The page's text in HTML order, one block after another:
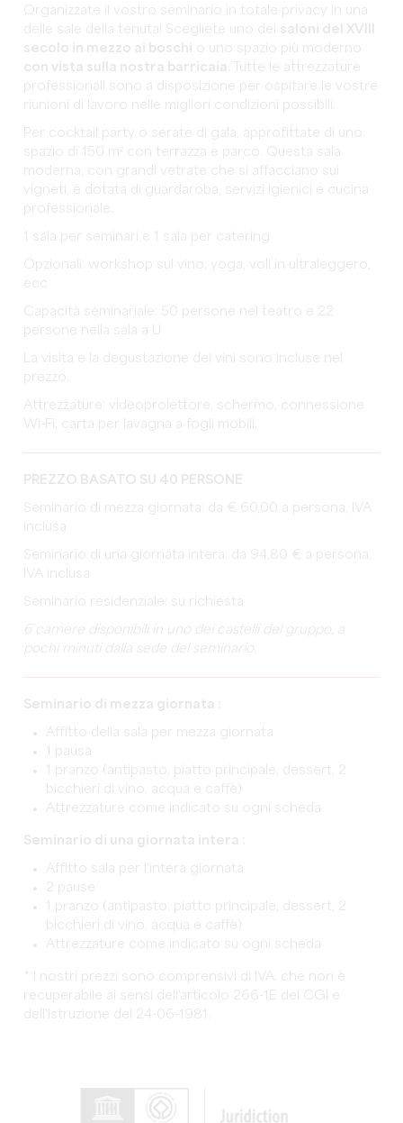
Organizzate il vostro seminario in totale privacy in una
delle sale della tenuta! Scegliete uno dei saloni del XVIII
secolo in mezzo ai boschi o uno spazio più moderno
con vista sulla nostra barricaia.
Tutte le attrezzature
professionali sono a disposizione per ospitare le vostre
riunioni di lavoro nelle migliori condizioni possibili.
Per cocktail party o serate di gala, approfittate di uno
spazio di 150 m² con terrazza e parco. Questa sala
moderna, con grandi vetrate che si affacciano sui
vigneti, è dotata di guardaroba, servizi igienici e cucina
professionale.
1 sala per seminari e 1 sala per catering
Opzionali: workshop sul vino, yoga, voli in ultraleggero,
ecc.
Capacità seminariale: 50 persone nel teatro e 22
persone nella sala a U
La visita e la degustazione dei vini sono incluse nel
prezzo.
Attrezzature: videoproiettore, schermo, connessione
Wi-Fi, carta per lavagna a fogli mobili.
PREZZO BASATO SU 40 PERSONE
Seminario di mezza giornata: da € 60,00 a persona, IVA
inclusa
Seminario di una giornata intera: da 94,80 € a persona,
IVA inclusa
Seminario residenziale: su richiesta
6 camere disponibili in uno dei castelli del gruppo, a
pochi minuti dalla sede del seminario.
Seminario di mezza giornata :
Affitto della sala per mezza giornata
1 pausa
1 pranzo (antipasto, piatto principale, dessert, 2
bicchieri di vino, acqua e caffè)
Attrezzature come indicato su ogni scheda
Seminario di una giornata intera :
Affitto sala per l'intera giornata
2 pause
1 pranzo (antipasto, piatto principale, dessert, 2
bicchieri di vino, acqua e caffè)
Attrezzature come indicato su ogni scheda
* I nostri prezzi sono comprensivi di IVA, che non è
recuperabile ai sensi dell'articolo 266-1E del CGI e
dell'istruzione del 24-06-1981.